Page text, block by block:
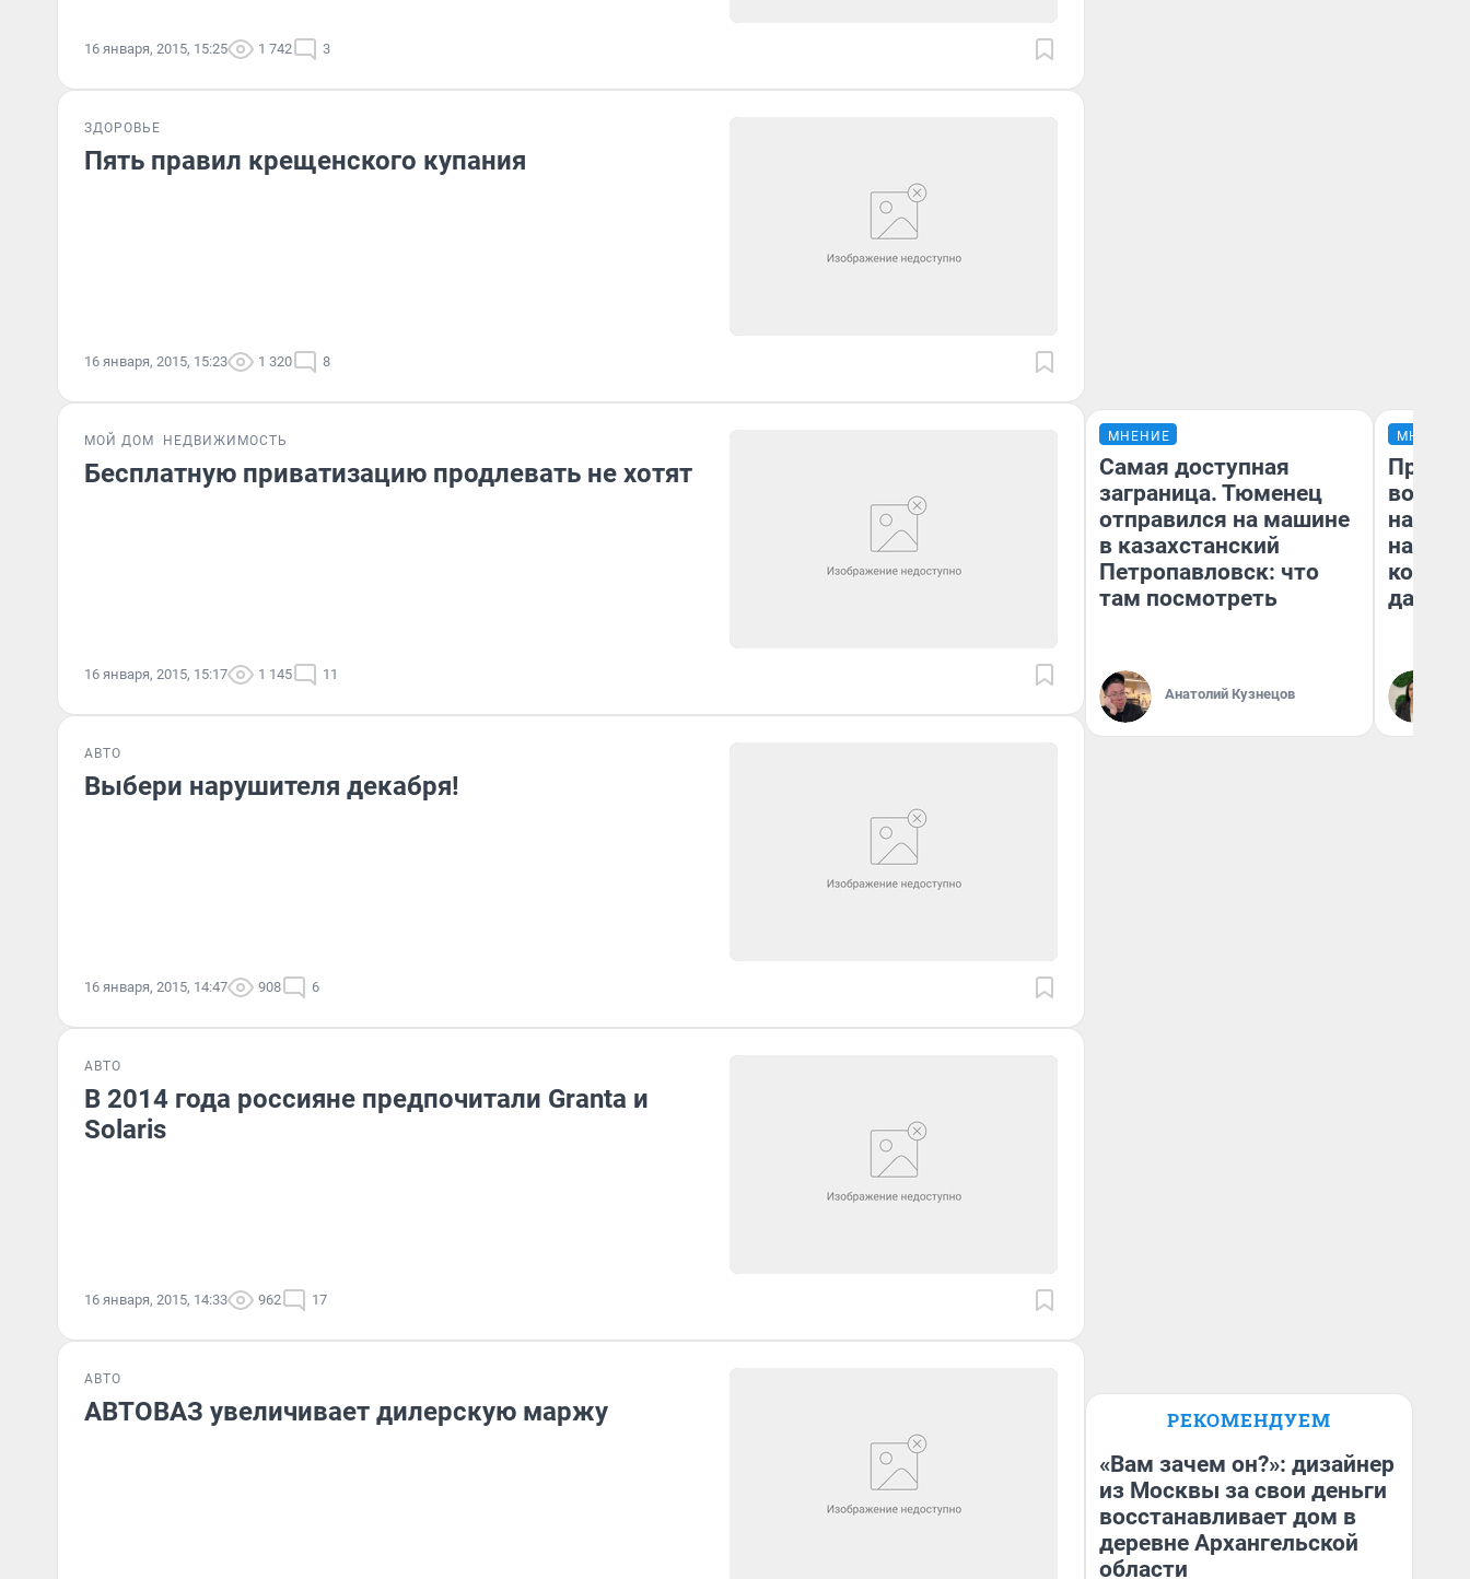
16 января, 2015, 15:25 1 742 3
ЗДОРОВЬЕ
Пять правил крещенского купания
16 января, 2015, 15:23 1 320 8
МОЙ ДОМ НЕДВИЖИМОСТЬ
Бесплатную приватизацию продлевать не хотят
16 января, 2015, 15:17 1 145 11
АВТО
Выбери нарушителя декабря!
16 января, 2015, 14:47 908 6
АВТО
В 2014 года россияне предпочитали Granta и
Solaris
16 января, 2015, 14:33 962 17
АВТО
АВТОВАЗ увеличивает дилерскую маржу
МНЕНИЕ
Самая доступная
заграница. Тюменец
отправился на машине
в казахстанский
Петропавловск: что
там посмотреть
Анатолий Кузнецов
МНЕНИЕ
нам
даже
РЕКОМЕНДУЕМ
«Вам зачем он?»: дизайнер
из Москвы за свои деньги
восстанавливает дом в
деревне Архангельской
области